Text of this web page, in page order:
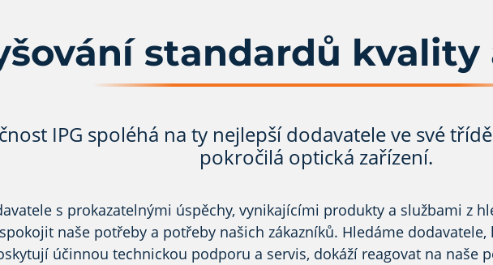
standardů
IPG spoléhá na ty nejlepší dodavatele ve své
pokročilá optická zařízení.
s prokazatelnými úspěchy, vynikajícími produkty a službami z
naše potřeby a potřeby našich zákazníků. Hledáme
účinnou technickou podporu a servis, dokáží reagovat na naše